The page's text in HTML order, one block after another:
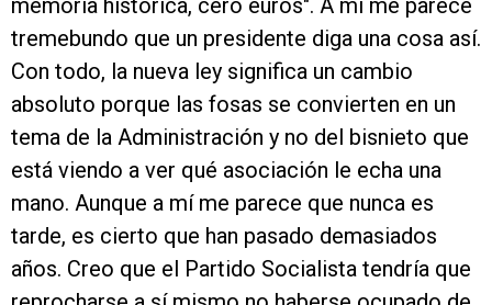
memoria histórica, cero euros". A mí me parece
tremebundo que un presidente diga una cosa así.
Con todo, la nueva ley significa un cambio
absoluto porque las fosas se convierten en un
tema de la Administración y no del bisnieto que
está viendo a ver qué asociación le echa una
mano. Aunque a mí me parece que nunca es
tarde, es cierto que han pasado demasiados
años. Creo que el Partido Socialista tendría que